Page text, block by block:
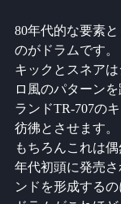
80年代的な要素
のがドラムです。
キックとスネア
ロ風のパターン
ランドTR-707の
彷彿とさせます。
もちろんこれは
年代初頭に発売
ンドを形成する